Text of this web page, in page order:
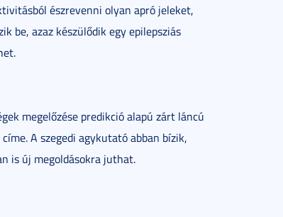
észrevenni olyan apró jeleket,
be, azaz készülődik egy epilepsziás
megelőzése predikció alapú zárt láncú
A szegedi agykutató abban bízik,
is új megoldásokra juthat.